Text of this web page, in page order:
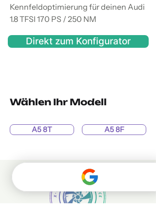
Kennfeldoptimierung für deinen Audi
1.8 TFSI 170 PS / 250 NM
Direkt zum Konfigurator
Wählen Ihr Modell
A5 8T A5 8F